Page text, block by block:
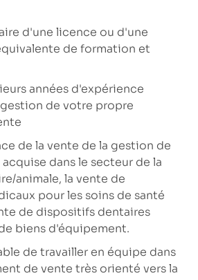
d'une licence ou d'une
de formation et
années d'expérience
gestion de votre propre
de la vente de la gestion de
dans le secteur de la
animale, la vente de
pour les soins de santé
de dispositifs dentaires
biens d'équipement.
de travailler en équipe dans
de vente très orienté vers la